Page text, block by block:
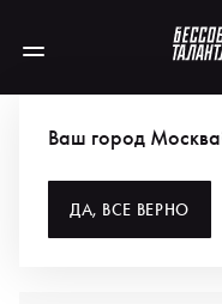
Ваш город
ДА, ВСЕ ВЕРНО
ВСЕ